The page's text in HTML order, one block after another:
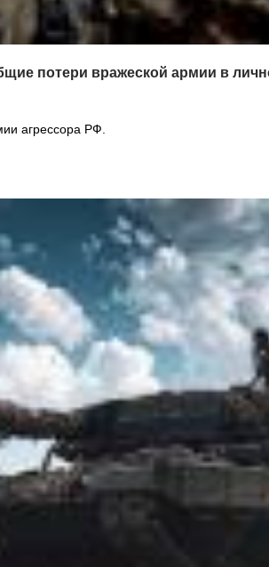
потери вражеской армии в
агрессора РФ.